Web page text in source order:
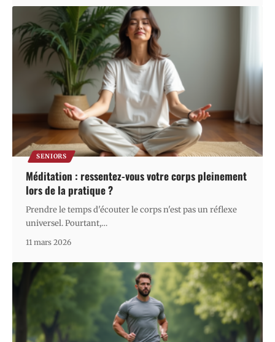
SENIORS
Méditation : ressentez-vous votre corps pleinement
lors de la pratique ?
Prendre le temps d'écouter le corps n'est pas un réflexe
universel. Pourtant,…
11 mars 2026